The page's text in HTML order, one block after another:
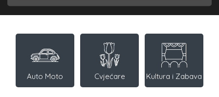
Auto Moto Cvjećare Kultura i Zabava